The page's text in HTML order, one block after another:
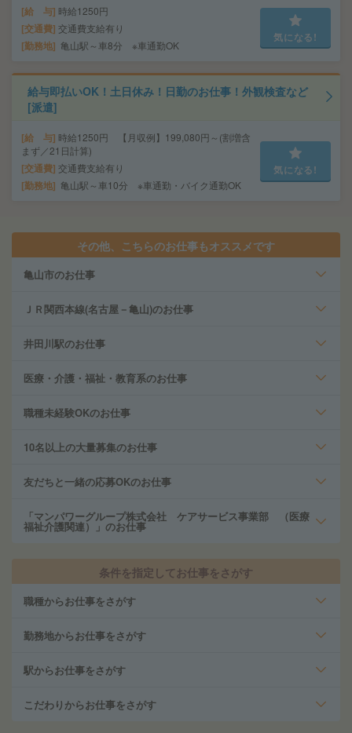
給 与 時給1250円
交通費 交通費支給有り
勤務地 亀山駅～車8分 ※車通勤OK
気になる!
給与即払いOK！土日休み！日勤のお仕事！外観検査など
[派遣]
給 与 時給1250円 【月収例】199,080円～(割増含
まず／21日計算)
交通費 交通費支給有り
勤務地 亀山駅～車10分 ※車通勤・バイク通勤OK
気になる!
その他、こちらのお仕事もオススメです
亀山市のお仕事
ＪＲ関西本線(名古屋－亀山)のお仕事
井田川駅のお仕事
医療・介護・福祉・教育系のお仕事
職種未経験OKのお仕事
10名以上の大量募集のお仕事
友だちと一緒の応募OKのお仕事
「マンパワーグループ株式会社 ケアサービス事業部 （医療
福祉介護関連）」のお仕事
条件を指定してお仕事をさがす
職種からお仕事をさがす
勤務地からお仕事をさがす
駅からお仕事をさがす
こだわりからお仕事をさがす